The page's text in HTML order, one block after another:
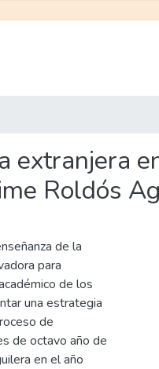
extranjera
Roldós
de la
para
de los
una estrategia
de
de octavo año de
en el año